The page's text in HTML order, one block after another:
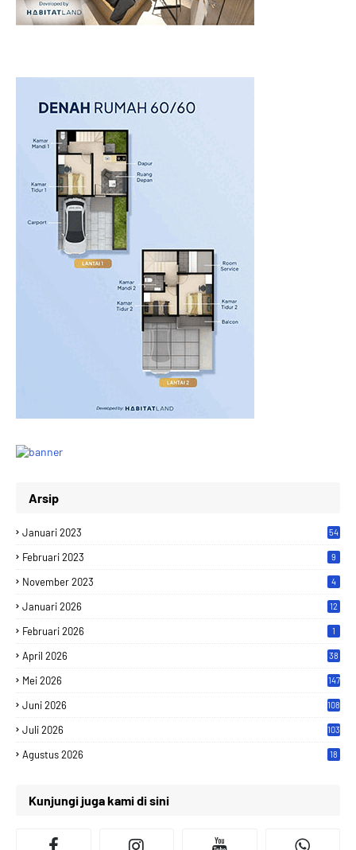
Arsip
Januari 2023 54
Februari 2023 9
November 2023 4
Januari 2026 12
Februari 2026 1
April 2026 38
Mei 2026 147
Juni 2026 108
Juli 2026 103
Agustus 2026 18
Kunjungi juga kami di sini